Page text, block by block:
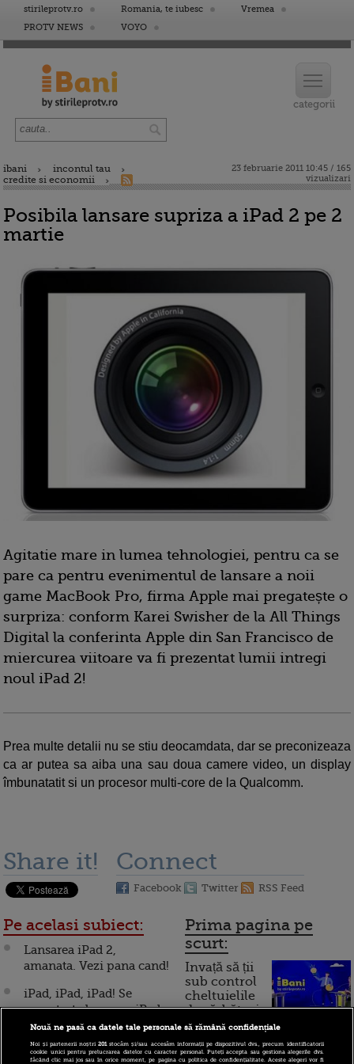
stirileprotv.ro Romania, te iubesc
Vremea
PROTV NEWS
VOYO
ibani
incontul tau
credite si economii
23 februarie 2011 10:45 / 165
vizualizari
Posibila lansare supriza a iPad 2 pe 2
martie
Agitatie mare in lumea tehnologiei, pentru ca se
pare ca pentru evenimentul de lansare a noii
game MacBook Pro, firma Apple mai pregatește o
surpriza: conform Karei Swisher de la All Things
Digital la conferinta Apple din San Francisco de
miercurea viitoare va fi prezentat lumii intregi
noul iPad 2!
Prea multe detalii nu se stiu deocamdata, dar se preconizeaza
ca ar putea sa aiba una sau doua camere video, un display
îmbunatatit si un procesor multi-core de la Qualcomm.
Share it! Connect
Facebook Twitter RSS Feed
Pe acelasi subiect:
Lansarea iPad 2,
amanata. Vezi pana cand!
iPad, iPad, iPad! Se
pregateste lansarea iPad
3?
Atentie iPad! In lupta
Prima pagina pe
scurt:
Invață să ții
sub control
cheltuielile
de sărbători.
Cum
funcționează cardul de
Nouă ne pasă ca datele tale personale să rămână confidențiale
Noi și partenerii noștri201stocăm și/sau accesăm informații pe dispozitivul dvs., precum identificatorii
cookie unici pentru prelucrarea datelor cu caracter personal. Puteți accepta sau gestiona alegerile dvs.
făcând clic mai jos sau în orice moment, pe pagina cu politica de confidențialitate. Aceste alegeri vor fi